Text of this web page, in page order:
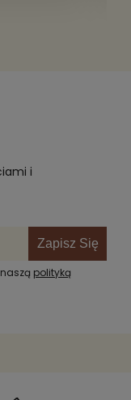
i
Zapisz Się
polityką